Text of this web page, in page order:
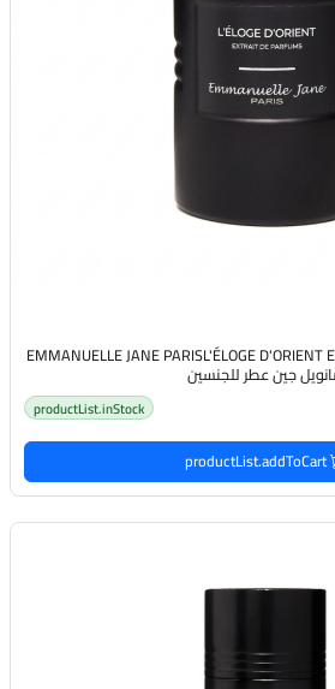
EMMANUELLE JANE PARISL'ÉLOGE D'ORIENT
جين عطر للجنسين
productList.inStock
productList.addToCart